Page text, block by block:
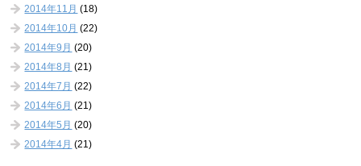
2014年11月 (18)
2014年10月 (22)
2014年9月 (20)
2014年8月 (21)
2014年7月 (22)
2014年6月 (21)
2014年5月 (20)
2014年4月 (21)